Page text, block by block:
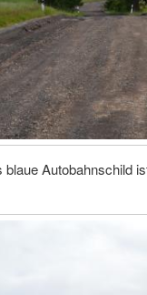
Autobahnschild